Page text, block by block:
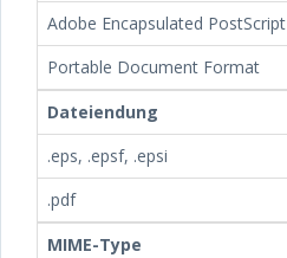
Adobe Encapsulated PostScript
Portable Document Format
Dateiendung
.eps, .epsf, .epsi
.pdf
MIME-Type